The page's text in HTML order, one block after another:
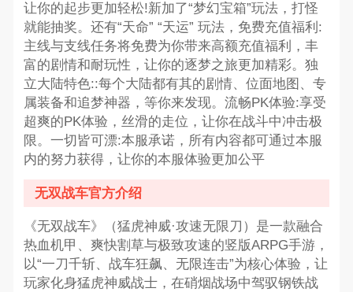
让你的起步更加轻松!新加了“梦幻宝箱”玩法，打怪
就能抽奖。还有“天命” “天运” 玩法，免费充值福利:
主线与支线任务将免费为你带来高额充值福利，丰
富的剧情和耐玩性，让你的逐梦之旅更加精彩。独
立大陆特色::每个大陆都有其的剧情、位面地图、专
属装备和追梦神器，等你来发现。流畅PK体验:享受
超爽的PK体验，丝滑的走位，让你在战斗中冲击极
限。一切皆可漂:本服承诺，所有内容都可通过本服
内的努力获得，让你的本服体验更加公平
无双战车官方介绍
《无双战车》（猛虎神威·攻速无限刀）是一款融合
热血机甲、爽快割草与极致攻速的竖版ARPG手游，
以“一刀千斩、战车狂飙、无限连击”为核心体验，让
玩家化身猛虎神威战士，在硝烟战场中驾驭钢铁战